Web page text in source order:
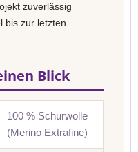
zuverlässig
bis zur letzten
Blick
100 % Schurwolle
(Merino Extrafine)